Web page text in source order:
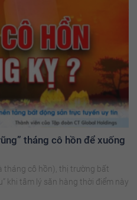
tháng cô hồn để xuống
tháng cô hồn), thị trường bất
khi tâm lý săn hàng thời điểm này